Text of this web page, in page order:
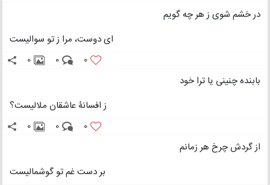
در خشم شوی ز هر چه گویم
ای دوست، مرا ز تو سوالیست
0
0
0
بابنده چنینی یا ترا خود
ز افسانۀ عاشقان ملالیست؟
0
0
0
از گردش چرخ هر زمانم
بر دست غم تو گوشمالیست